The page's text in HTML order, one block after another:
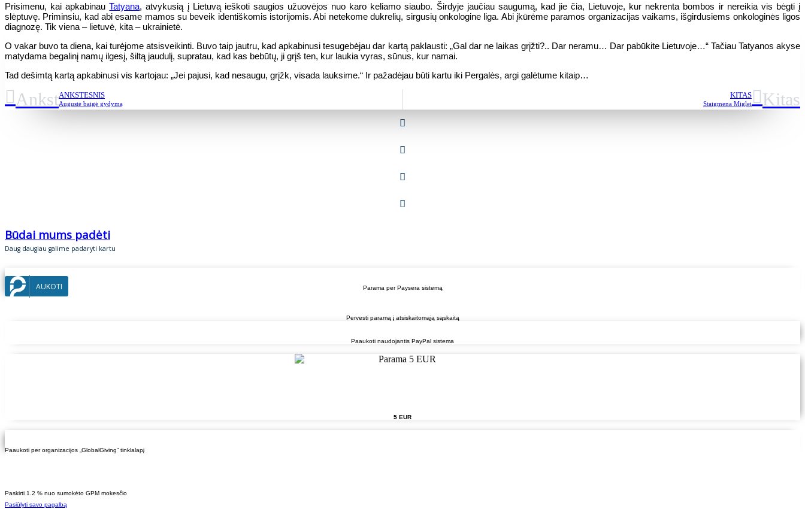
Prisimenu, kai apkabinauTatyana, atvykusią į Lietuvą ieškoti saugios užuovėjos nuo karo keliamo siaubo. Širdyje jaučiau saugumą, kad jie čia, Lietuvoje, kur nekrenta bombos ir nereikia vis bėgti į
slėptuvę. Priminsiu, kad abi esame mamos su beveik identiškomis istorijomis. Abi netekome dukrelių, sirgusių onkologine liga. Abi įkūrėme paramos organizacijas vaikams, išgirdusiems onkologinės ligos
diagnozę. Tik viena – lietuvė, kita – ukrainietė.
O vakar buvo ta diena, kai turėjome atsisveikinti. Buvo taip jautru, kad apkabinusi tesugebėjau dar kartą paklausti: „Gal dar ne laikas grįžti?.. Dar neramu… Dar pabūkite Lietuvoje…“ Tačiau Tatyanos akyse
matydama begalinį namų ilgesį, šiltą jaudulį, supratau, kad kas bebūtų, ji grįš ten, kur laukia vyras, sūnus, kur namai.
Tad dešimtą kartą apkabinusi vis kartojau: „Jei pajusi, kad nesaugu, grįžk, visada lauksime.“ Ir pažadėjau būti kartu iki Pergalės, argi galėtume kitaip…
AnkstANKSTESNIS
Augustė baigė gydymą
KITAS
Staigmena Miglei Kitas
Būdai mums padėti
Daug daugiau galime padaryti kartu
Parama per Paysera sistemą
AUKOTI
Pervesti paramą į atsiskaitomąją sąskaitą
Paaukoti naudojantis PayPal sistema
5 EUR
Paaukoti per organizacijos „GlobalGiving“ tinklalapį
Paskirti 1.2 % nuo sumokėto GPM mokesčio
Pasiūlyti savo pagalbą